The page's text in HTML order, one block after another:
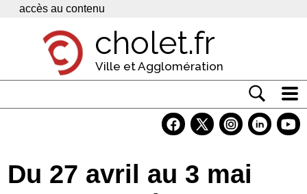
Panneau de gestion des cookies
accès au contenu
cholet.fr
Ville et Agglomération
Economie
Du 27 avril au 3 mai